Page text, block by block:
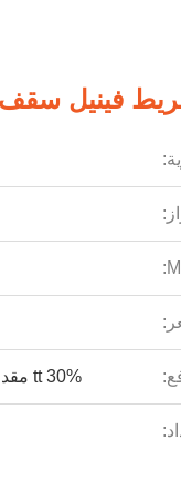
فينيل سقف
30% tt مقدما, 70% ميزان قبل يحمّل